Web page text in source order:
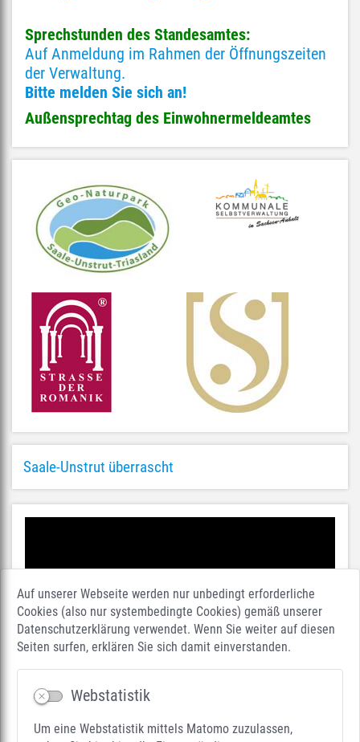
Auf unserer Webseite werden nur unbedingt erforderliche
Cookies (also nur systembedingte Cookies) gemäß unserer
Datenschutzerklärung verwendet. Wenn Sie weiter auf diesen
Seiten surfen, erklären Sie sich damit einverstanden.
Webstatistik
Um eine Webstatistik mittels Matomo zuzulassen,
Sprechstunden des Standesamtes:
Auf Anmeldung im Rahmen der Öffnungszeiten
der Verwaltung.
Bitte melden Sie sich an!
Außensprechtag des Einwohnermeldeamtes
Saale-Unstrut überrascht